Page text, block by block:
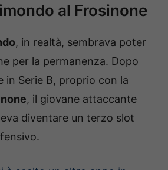
al Frosinone
, in realtà, sembrava poter
per la permanenza. Dopo
in Serie B, proprio con la
, il giovane attaccante
diventare un terzo slot